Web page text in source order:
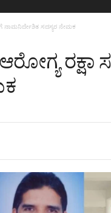
ನಾಮನಿರ್ದೇಶಿತ ಸದಸ್ಯರ ನೇಮಕ
ರಕ್ಷಾ